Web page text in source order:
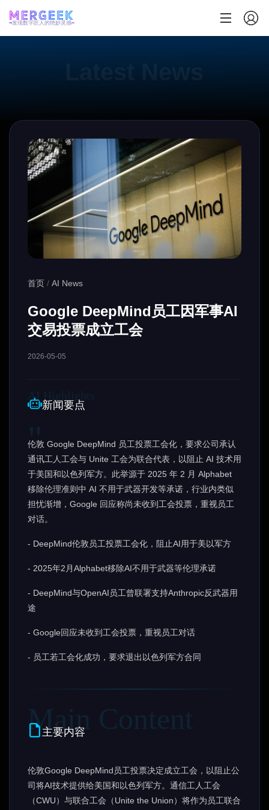
发现数字匠人的绝妙灵感
首页 / AI News
Google DeepMind员工因军事AI
交易投票成立工会
2026-05-05
新闻要点
伦敦 Google DeepMind 员工投票工会化，要求公司承认
通讯工人工会与 Unite 工会为联合代表，以阻止 AI 技术用
于美国和以色列军方。此举源于 2025 年 2 月 Alphabet
移除伦理准则中 AI 不用于武器开发等承诺，行业内类似
担忧渐增，Google 回应称尚未收到工会投票，重视员工
对话。
- DeepMind伦敦员工投票工会化，阻止AI用于美以军方
- 2025年2月Alphabet移除AI不用于武器等伦理承诺
- DeepMind与OpenAI员工曾联署支持Anthropic反武器用
途
- Google回应未收到工会投票，重视员工对话
- 员工若工会化成功，要求退出以色列军方合同
主要内容
伦敦Google DeepMind员工投票决定成立工会，以阻止公
司将AI技术提供给美国和以色列军方。通信工人工会
（CWU）与联合工会（Unite the Union）将作为员工联合